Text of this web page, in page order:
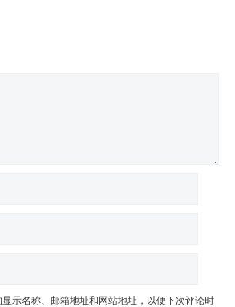
示名称、邮箱地址和网站地址，以便下次评论时